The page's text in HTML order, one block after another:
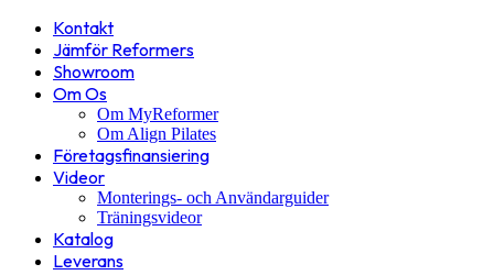
Kontakt
Jämför Reformers
Showroom
Om Os
Om MyReformer
Om Align Pilates
Företagsfinansiering
Videor
Monterings- och Användarguider
Träningsvideor
Katalog
Leverans